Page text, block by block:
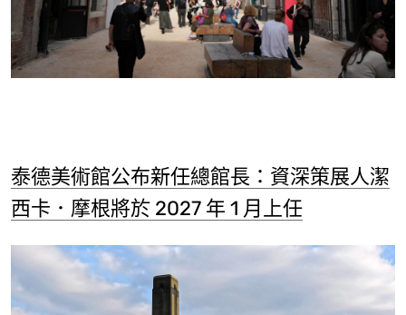
泰德美術館公布新任總館長：資深策展人潔
西卡．摩根將於 2027 年 1 月上任